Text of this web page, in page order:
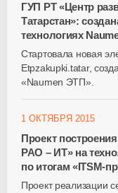
ГУП РТ «Центр
Татарстан»:
технологиях
Стартовала новая
Etpzakupki.tatar,
«Naumen ЭТП».
1 ОКТЯБРЯ 2015
Проект
РАО – ИТ» на
по итогам «ITSM-
Проект реализации